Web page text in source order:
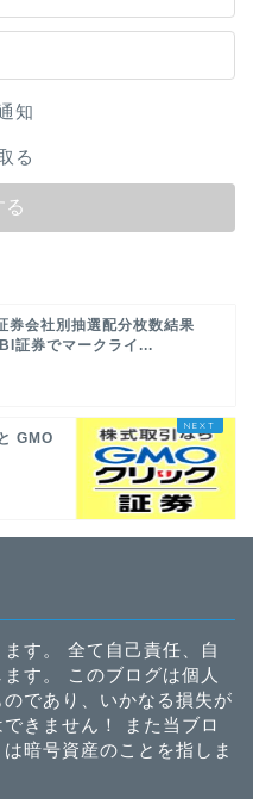
知
る
券会社別抽選配分枚数結果
証券でマークライ...
GMO
す。 全て自己責任、自
す。 このブログは個人
であり、いかなる損失が
きません！ また当ブロ
暗号資産のことを指しま